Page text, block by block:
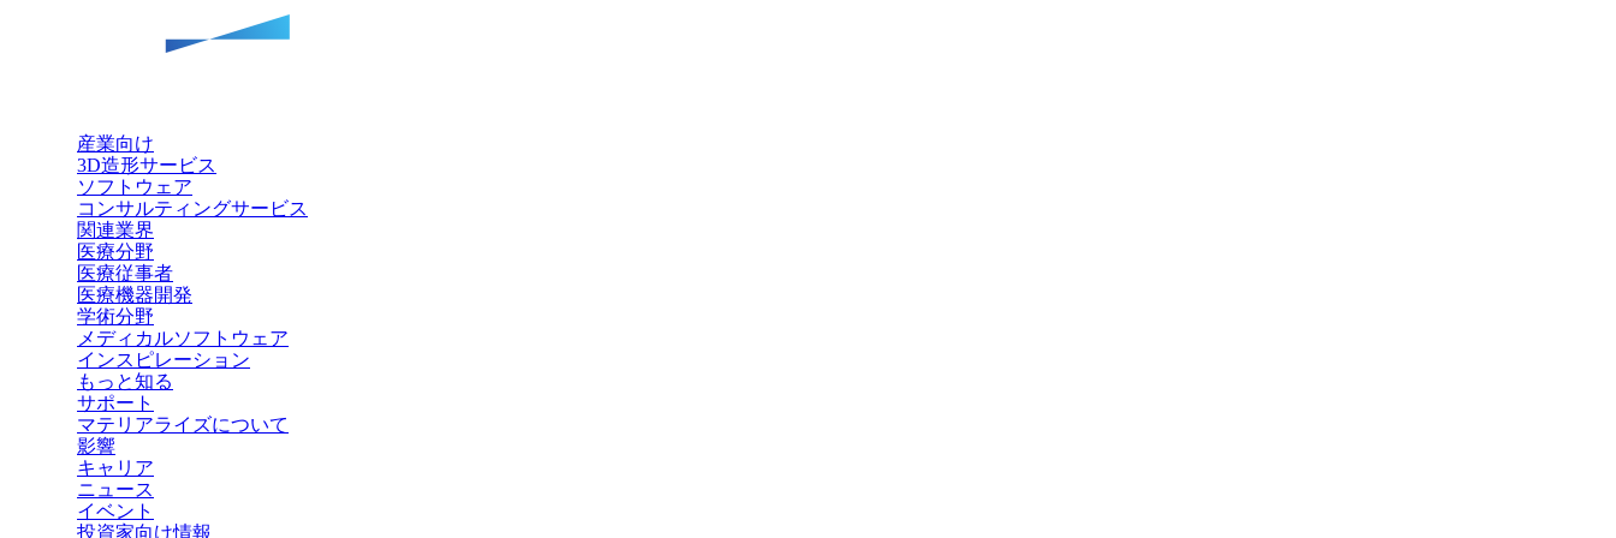
産業向け
3D造形サービス
ソフトウェア
コンサルティングサービス
関連業界
医療分野
医療従事者
医療機器開発
学術分野
メディカルソフトウェア
インスピレーション
もっと知る
サポート
マテリアライズについて
影響
キャリア
ニュース
イベント
投資家向け情報